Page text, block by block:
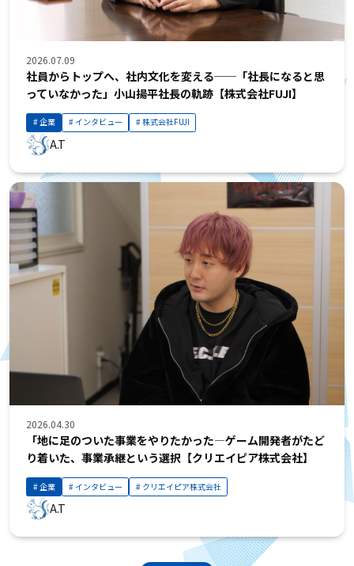
2026.07.09
社員からトップへ、社内文化を変える──「社長になると思
っていなかった」小山揚平社長の軌跡【株式会社FUJI】
企業 インタビュー 株式会社FUJI
A.T
2026.04.30
「地に足のついた事業をやりたかった—ゲーム開発者がたど
り着いた、事業承継という選択【クリエイピア株式会社】
企業 インタビュー クリエイピア株式会社
A.T